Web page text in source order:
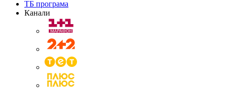
ТБ програма
Канали